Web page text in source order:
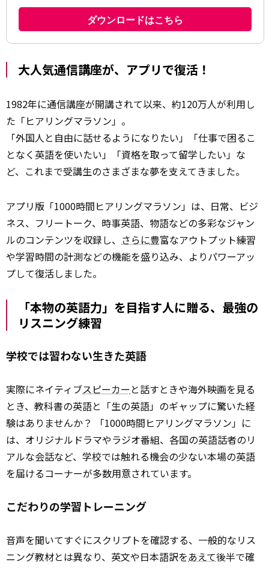
大人気通信講座が、アプリで復活！
1982年に通信講座が開講されて以来、約120万人が利用し
た「ヒアリングマラソン」。
「外国人と自由に話せるようになりたい」「仕事で困るこ
となく英語を使いたい」「資格を取って留学したい」な
ど、これまで受講生のさまざまな夢を支えてきました。
アプリ版「1000時間ヒアリングマラソン」は、日常、ビジ
ネス、フリートーク、時事英語、物語などの多彩なジャン
ルのコンテンツを収録し、 さらに豊富なアウトプット練習
や学習時間の計測などの機能を盛り込み、よりパワーアッ
プして復活しました。
「本物の英語力」を目指す人に贈る、最強の
リスニング練習
学校では習わない生きた英語
実際にネイティブスピーカー と話すときや海外映画を見る
とき、教科書の英語と「生の英語」のギャップに驚いた経
験はありませんか？ 「1000時間ヒアリングマラソン」に
は、オリジナルドラマやラジオ番組、各国の英語話者のリ
アルな会話など、学校では触れる機会の少ない本場の英語
を届けるコーナーが多数用意されています。
こだわりの学習トレーニング
音声を聞いてすぐにスクリプトを確認する、一般的なリス
ニング教材とは異なり、英文や日本語訳をあえて後半で確